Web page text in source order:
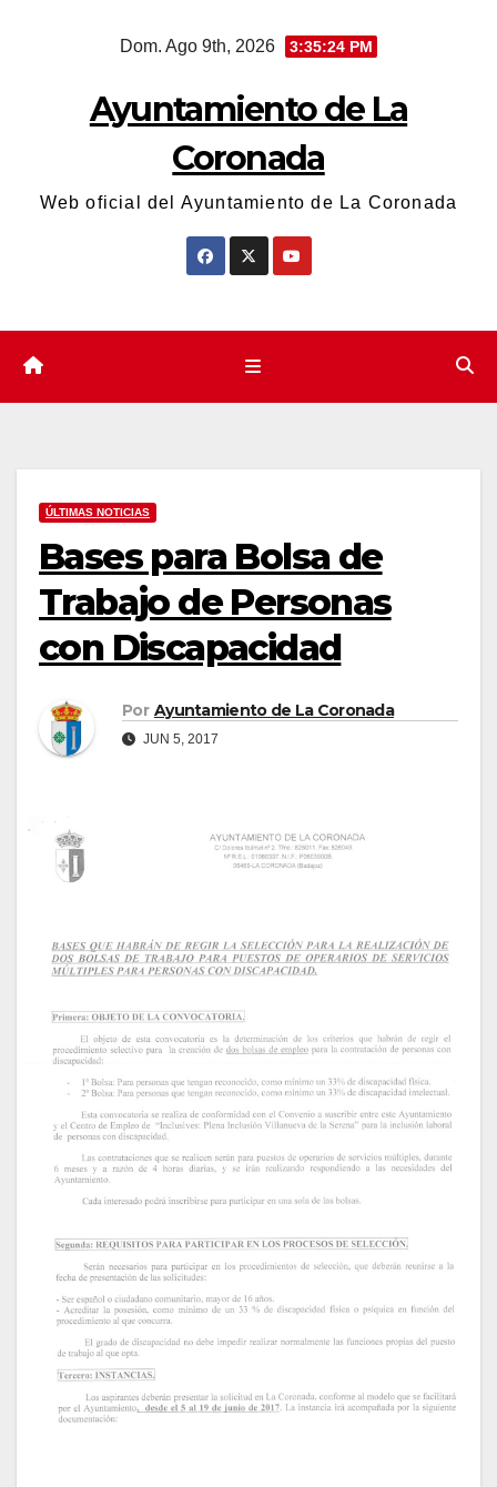
Dom. Ago 9th, 2026 3:35:24 PM
Ayuntamiento de La
Coronada
Web oficial del Ayuntamiento de La Coronada
ÚLTIMAS NOTICIAS
Bases para Bolsa de
Trabajo de Personas
con Discapacidad
Por Ayuntamiento de La Coronada
JUN 5, 2017